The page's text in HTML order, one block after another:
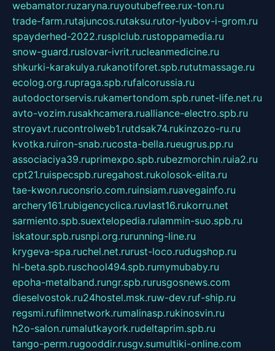
webamator.ruzaryna.ruyoutubefree.rux-ton.ru
trade-farm.rutajuncos.rutaksu.rutor-lyubov-i-grom.ru
spayderhed-2022.rusplclub.rustoppamedia.ru
snow-guard.ruslovar-ivrit.rucleanmedicine.ru
shkurki-karakulya.rukanotiforet.spb.rututmassage.ru
ecolog.org.rupraga.spb.rufalcorussia.ru
autodoctorservis.rukamertondom.spb.runet-life.net.ru
avto-vozim.rusakhcamera.rualliance-electro.spb.ru
stroyavt.rucontrolweb1.rutdsak74.rukinzozo-ru.ru
kvotka.ruiron-snab.rucosta-bella.rueugrus.pp.ru
associaciya39.ruprimexpo.spb.rubezmorchin.ruia2.ru
cpt21.ruispecspb.ruregahost.rukolosok-elita.ru
tae-kwon.ruconsrio.com.ruinsiam.ruavegainfo.ru
archery161.rubigencyclica.ruvlast16.rukorru.net
sarmiento.spb.suextelopedia.rulammin-suo.spb.ru
iskatour.spb.rusnpi.org.rurunning-line.ru
krygeva-spa.ruchel.net.rurust-loco.rudugshop.ru
hl-beta.spb.ruschool494.spb.rumymubaby.ru
epoha-metalband.rungr.spb.rurusgosnews.com
dieselvostok.ru24hostel.msk.ruw-dev.ruf-ship.ru
regsmi.rufilmnetwork.rumalinasp.rukinosvin.ru
h2o-salon.rumalutkayork.rudeltaprim.spb.ru
tango-perm.rugooddir.rusgv.sumultiki-online.com